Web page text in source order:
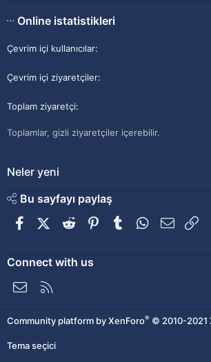
Online istatistikleri
Çevrim içi kullanıcılar
Çevrim içi ziyaretçiler
Toplam ziyaretçi
Toplamlar, gizli ziyaretçiler içerebilir.
Neler yeni
Bu sayfayı paylaş
FacebookX (Twitter)
Reddit PinterestTumblrWhatsApp
E-posta
Connect with us
Bize ulaşın
Community platform by XenForo® © 2010-2021
Tema seçici